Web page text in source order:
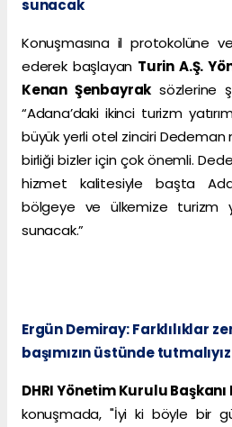
sunacak
Konuşmasına il protokolüne
ederek başlayan Turin A.Ş.
Kenan Şenbayrak sözlerine
“Adana’daki ikinci turizm
büyük yerli otel zinciri Dedeman
birliği bizler için çok önemli.
hizmet kalitesiyle başta
bölgeye ve ülkemize turizm
sunacak.”
Ergün Demiray: Farklılıklar
başımızın üstünde tutmalıyız
DHRI Yönetim Kurulu
konuşmada, "İyi ki böyle bir